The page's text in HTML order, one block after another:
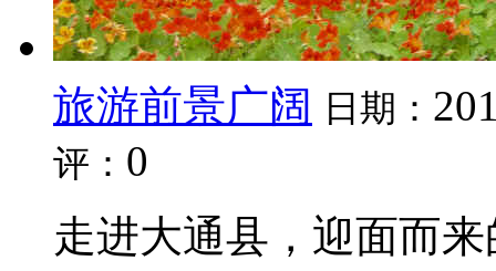
旅游前景广阔 日期：
评： 0
走进大通县，迎面而